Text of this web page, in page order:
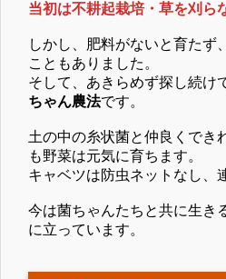
当初は不耕起栽培・草を刈ら
しかし、肥料がないと育たず
こともありました。
そして、あきらめず探し続け
ちゃん農法です。
土の中の糸状菌と仲良くでき
も野菜は元気に育ちます。
キャベツは防虫ネットなし、
今は菌ちゃんたちと共に生き
に立っています。